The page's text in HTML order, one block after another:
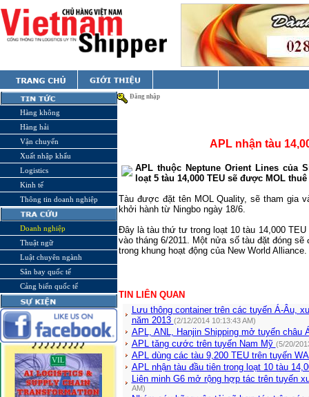
Hàng không
Hàng hải
Vận chuyển
Xuất nhập khẩu
Logistics
Kinh tế
Thông tin doanh nghiệp
Doanh nghiệp
Thuật ngữ
Luật chuyên ngành
Sân bay quốc tế
Cảng biển quốc tế
Đăng nhập
APL nhận tàu
APL thuộc Neptune Orient Lines của
loạt 5 tàu 14,000 TEU sẽ được MOL
Tàu được đặt tên MOL Quality, sẽ tham gia
khởi hành từ Ningbo ngày 18/6.
Đây là tàu thứ tư trong loạt 10 tàu 14,000 TEU
vào tháng 6/2011. Một nửa số tàu đặt đóng
trong khung hoạt động của New World Alliance.
TIN LIÊN QUAN
Lưu thông container trên các tuyến Á-Âu,
năm 2013 (2/12/2014 10:13:43 AM)
APL, ANL, Hanjin Shipping mở tuyến châu
APL tăng cước trên tuyến Nam Mỹ (5/20/
APL dùng các tàu 9,200 TEU trên tuyến
APL nhận tàu đầu tiên trong loạt 10 tàu
Liên minh G6 mở rộng hợp tác trên tuyến
AM)